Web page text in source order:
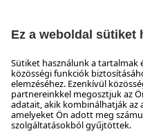
NYITVATARTÁS
Várjuk jelentkezését
Készséggel állunk